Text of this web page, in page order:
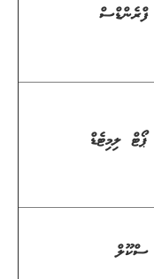
ފްރެންޑްސް
ލިމިޓެޑް
ސްކޫލް